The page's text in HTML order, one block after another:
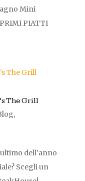
Mini
PIATTI
The Grill
,
dell’anno
Scegli un